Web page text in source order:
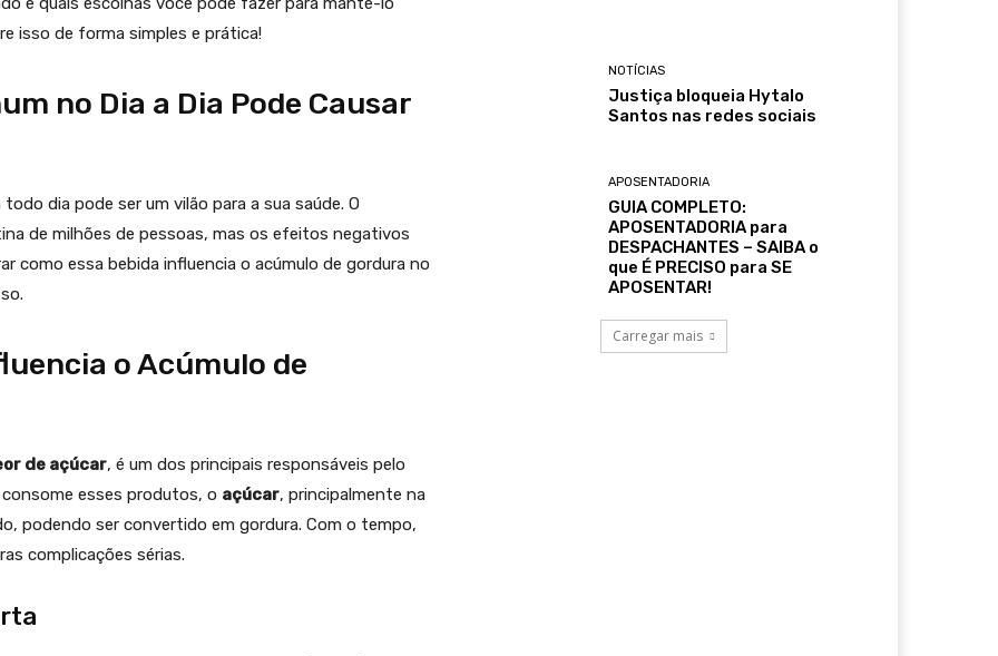
isso de forma simples e prática!
no Dia a Dia Pode Causar
dia pode ser um vilão para a sua saúde. O
de milhões de pessoas, mas os efeitos negativos
como essa bebida influencia o acúmulo de gordura no
o Acúmulo de
de açúcar, é um dos principais responsáveis pelo
esses produtos, o açúcar, principalmente na
podendo ser convertido em gordura. Com o tempo,
complicações sérias.
NOTÍCIAS
Justiça bloqueia Hytalo
Santos nas redes sociais
APOSENTADORIA
GUIA COMPLETO:
APOSENTADORIA para
DESPACHANTES – SAIBA o
que É PRECISO para SE
APOSENTAR!
Carregar mais